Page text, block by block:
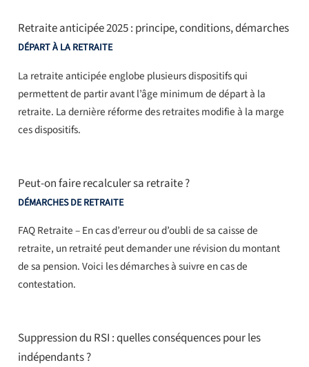
Retraite anticipée 2025 : principe, conditions, démarches
DÉPART À LA RETRAITE
La retraite anticipée englobe plusieurs dispositifs qui
permettent de partir avant l’âge minimum de départ à la
retraite. La dernière réforme des retraites modifie à la marge
ces dispositifs.
Peut-on faire recalculer sa retraite ?
DÉMARCHES DE RETRAITE
FAQ Retraite – En cas d’erreur ou d’oubli de sa caisse de
retraite, un retraité peut demander une révision du montant
de sa pension. Voici les démarches à suivre en cas de
contestation.
Suppression du RSI : quelles conséquences pour les
indépendants ?